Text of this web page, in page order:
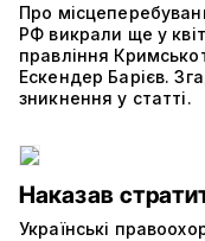
Про
РФ викрали ще у
правління
Ескендер Барієв.
зникнення у статті.
Наказав
Українські